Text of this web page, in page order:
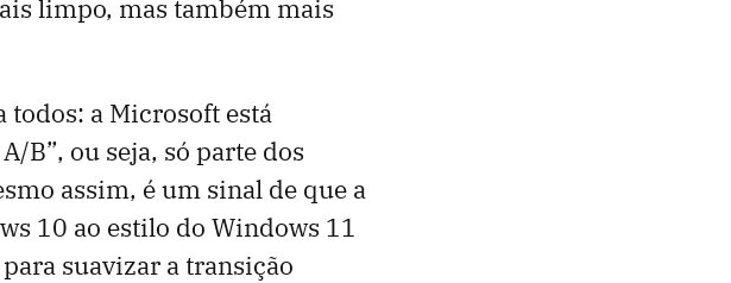
limpo, mas também mais
todos: a Microsoft está
B”, ou seja, só parte dos
assim, é um sinal de que a
10 ao estilo do Windows 11
suavizar a transição